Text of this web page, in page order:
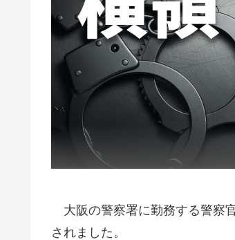
大阪の警察署に勤務する警察
されました。